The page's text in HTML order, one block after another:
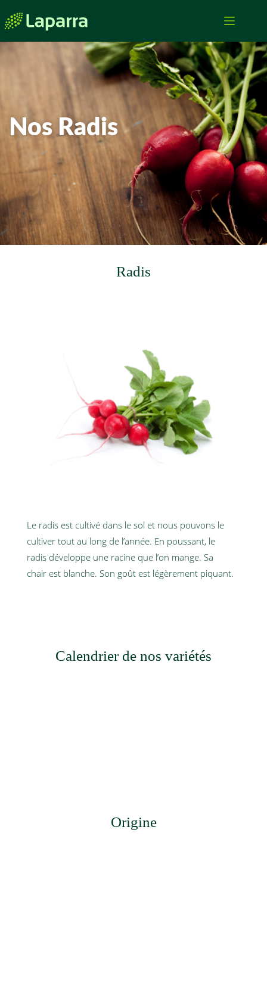
Nos Radis
Radis
Le radis est cultivé dans le sol et nous pouvons le
cultiver tout au long de l’année. En poussant, le
radis développe une racine que l’on mange. Sa
chair est blanche. Son goût est légèrement piquant.
Calendrier de nos variétés
Origine